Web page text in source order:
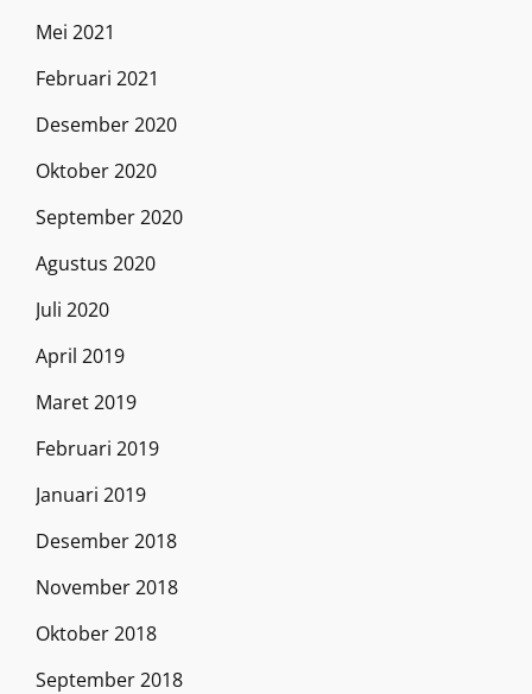
Mei 2021
Februari 2021
Desember 2020
Oktober 2020
September 2020
Agustus 2020
Juli 2020
April 2019
Maret 2019
Februari 2019
Januari 2019
Desember 2018
November 2018
Oktober 2018
September 2018